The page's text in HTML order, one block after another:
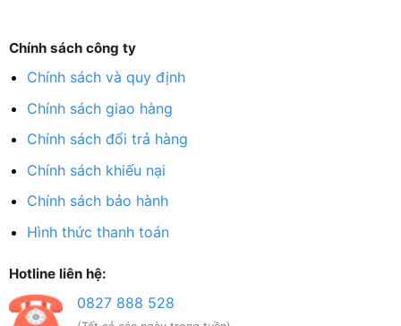
Chính sách công ty
Chính sách và quy định
Chính sách giao hàng
Chính sách đổi trả hàng
Chính sách khiếu nại
Chính sách bảo hành
Hình thức thanh toán
Hotline liên hệ:
0827 888 528